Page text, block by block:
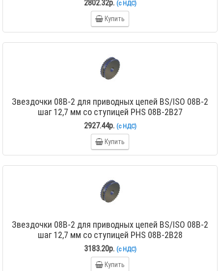
2802.32р. (с НДС)
Купить
Звездочки 08B-2 для приводных цепей BS/ISO 08B-2
шаг 12,7 мм со ступицей PHS 08B-2B27
2927.44р. (с НДС)
Купить
Звездочки 08B-2 для приводных цепей BS/ISO 08B-2
шаг 12,7 мм со ступицей PHS 08B-2B28
3183.20р. (с НДС)
Купить